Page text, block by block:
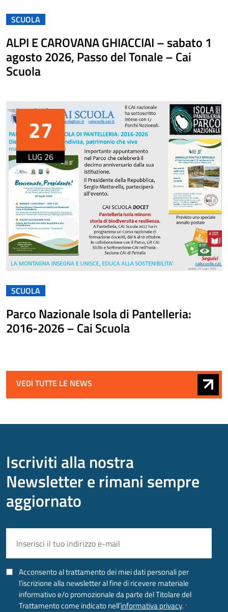
SCUOLA
ALPI E CAROVANA GHIACCIAI – sabato 1
agosto 2026, Passo del Tonale – Cai
Scuola
27
LUG 26
SCUOLA
Parco Nazionale Isola di Pantelleria:
2016-2026 – Cai Scuola
VEDI TUTTE LE NEWS
Iscriviti alla nostra
Newsletter e rimani sempre
aggiornato
CONSENSO
Acconsento al trattamento dei miei dati personali per
l’iscrizione alla newsletter al fine di ricevere materiale
informativo e/o promozionale da parte del Titolare del
Trattamento come indicato nell’informativa privacy.*